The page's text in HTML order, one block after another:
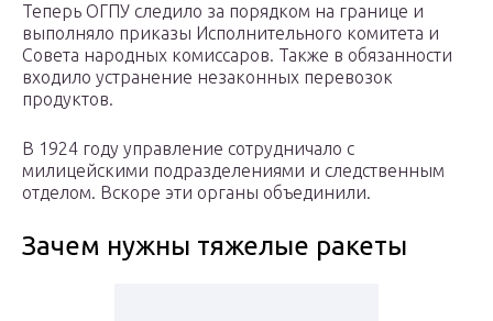
Теперь ОГПУ следило за порядком на границе и
выполняло приказы Исполнительного комитета и
Совета народных комиссаров. Также в обязанности
входило устранение незаконных перевозок
продуктов.
В 1924 году управление сотрудничало с
милицейскими подразделениями и следственным
отделом. Вскоре эти органы объединили.
Зачем нужны тяжелые ракеты